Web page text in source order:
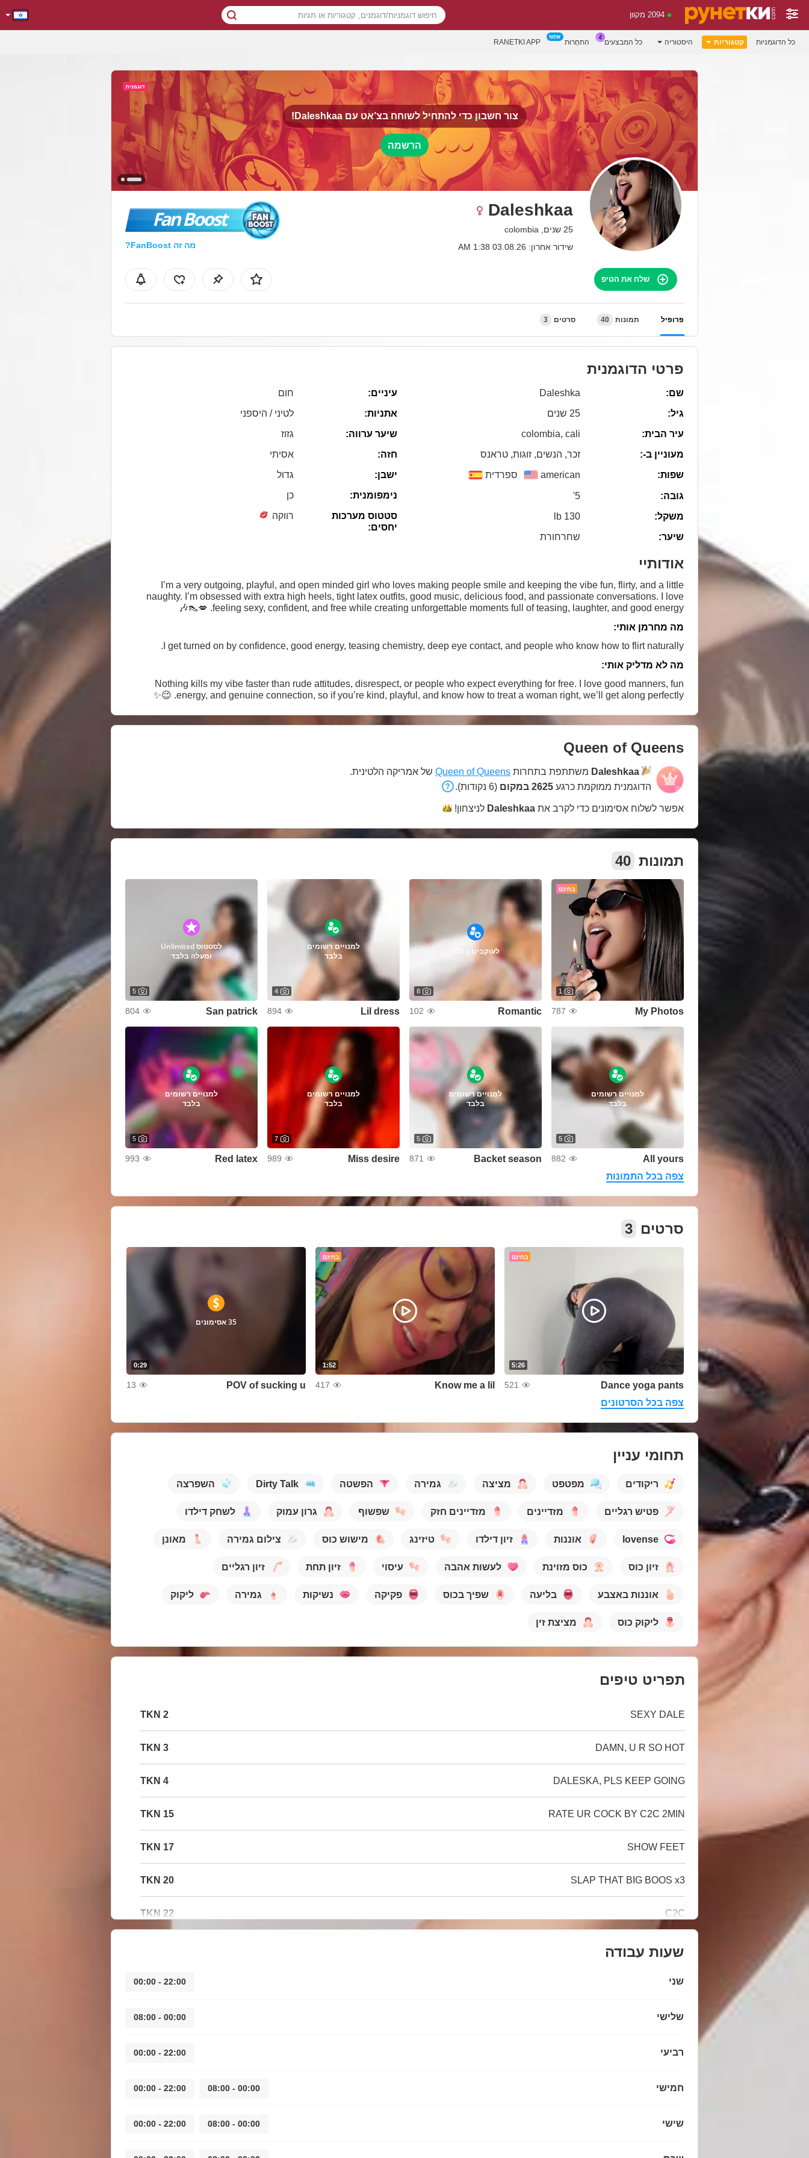
2094 מקוון
כל הדוגמניות קטגוריות היסטוריה כל המבצעים הִתחָרוּת RANETKI APP
צור חשבון כדי להתחיל לשוחח בצ’אט עםDaleshkaa!
הרשמה
Daleshkaa
25 שנים, colombia
שידור אחרון: 03.08.26 1:38 AM
Fan Boost
מה זה FanBoost?
שלח את הטיפ
פרופיל תמונות 40 סרטים 3
פרטי הדוגמנית
שם:
Daleshka
גיל:
25 שנים
עיר הבית:
colombia, cali
מעוניין ב-:
זכר, הנשים, זוגות, טראנס
שפות:
american ספרדית
גובה:
5'
משקל:
130 lb
שיער:
שחרחורת
עיניים:
חום
אתניות:
לטיני / היספני
שיער ערווה:
גזוז
חזה:
אסיתי
ישבן:
גדול
נימפומנית:
כן
סטטוס מערכות
יחסים:
רווקה
אודותיי
I’m a very outgoing, playful, and open minded girl who loves making people smile and keeping the vibe fun, flirty, and a little
naughty. I’m obsessed with extra high heels, tight latex outfits, good music, delicious food, and passionate conversations. I love
feeling sexy, confident, and free while creating unforgettable moments full of teasing, laughter, and good energy. 💋👠🎶
מה מחרמן אותי:
I get turned on by confidence, good energy, teasing chemistry, deep eye contact, and people who know how to flirt naturally.
מה לא מדליק אותי:
Nothing kills my vibe faster than rude attitudes, disrespect, or people who expect everything for free. I love good manners, fun
energy, and genuine connection, so if you’re kind, playful, and know how to treat a woman right, we’ll get along perfectly. 😉✨
Queen of Queens
Daleshkaa משתתפת בתחרות Queen of Queens של אמריקה הלטינית.
הדוגמנית ממוקמת כרגע 2625 במקום (6 נקודות).
אפשר לשלוח אסימונים כדי לקרב את Daleshkaa לניצחון!
תמונות 40
בחינם
1
My Photos
787
לעוקבים בלבד
8
Romantic
102
למנויים רשומים
בלבד
4
Lil dress
894
לסטטוס Unlimited
ומעלה בלבד
5
San patrick
804
למנויים רשומים
בלבד
5
All yours
882
למנויים רשומים
בלבד
5
Backet season
871
למנויים רשומים
בלבד
7
Miss desire
989
למנויים רשומים
בלבד
5
Red latex
993
צפה בכל התמונות
סרטים 3
בחינם
5:26
Dance yoga pants
521
בחינם
1:52
Know me a lil
417
0:29
35 אסימונים
POV of sucking u
13
צפה בכל הסרטונים
תחומי עניין
ריקודים מפטפט מציצה גמירה הפשטה Dirty Talk השפרצה
פטיש רגליים מזדיינים מזדיינים חזק שפשוף גרון עמוק לשחק דילדו
lovense אוננות זיון דילדו טיזינג מישוש כוס צילום גמירה מאונן
זיון כוס כוס מזוינת לעשות אהבה עיסוי זיון תחת זיון רגליים
אוננות באצבע בליעה שפיך בכוס פקיקה נשיקות גמירה ליקוק
ליקוק כוס מציצת זין
תפריט טיפים
SEXY DALE
2 TKN
DAMN, U R SO HOT
3 TKN
DALESKA, PLS KEEP GOING
4 TKN
RATE UR COCK BY C2C 2MIN
15 TKN
SHOW FEET
17 TKN
SLAP THAT BIG BOOS x3
20 TKN
C2C
22 TKN
שעות עבודה
שני 22:00 - 00:00
שלישי 00:00 - 08:00
רביעי 22:00 - 00:00
חמישי 00:00 - 08:00
22:00 - 00:00
שישי 00:00 - 08:00
22:00 - 00:00